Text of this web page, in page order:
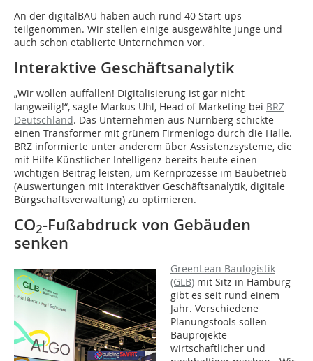
An der digitalBAU haben auch rund 40 Start-ups
teilgenommen. Wir stellen einige ausgewählte junge und
auch schon etablierte Unternehmen vor.
Interaktive Geschäftsanalytik
„Wir wollen auffallen! Digitalisierung ist gar nicht
langweilig!“, sagte Markus Uhl, Head of Marketing bei BRZ
Deutschland. Das Unternehmen aus Nürnberg schickte
einen Transformer mit grünem Firmenlogo durch die Halle.
BRZ informierte unter anderem über Assistenzsysteme, die
mit Hilfe Künstlicher Intelligenz bereits heute einen
wichtigen Beitrag leisten, um Kernprozesse im Baubetrieb
(Auswertungen mit interaktiver Geschäftsanalytik, digitale
Bürgschaftsverwaltung) zu optimieren.
CO2-Fußabdruck von Gebäuden
senken
GreenLean Baulogistik
(GLB) mit Sitz in Hamburg
gibt es seit rund einem
Jahr. Verschiedene
Planungstools sollen
Bauprojekte
wirtschaftlicher und